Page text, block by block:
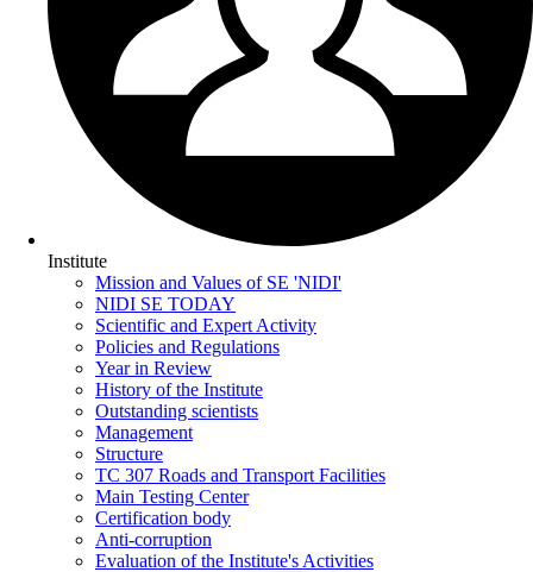
Institute
Mission and Values of SE 'NIDI'
NIDI SE TODAY
Scientific and Expert Activity
Policies and Regulations
Year in Review
History of the Institute
Outstanding scientists
Management
Structure
TC 307 Roads and Transport Facilities
Main Testing Center
Certification body
Anti-corruption
Evaluation of the Institute's Activities